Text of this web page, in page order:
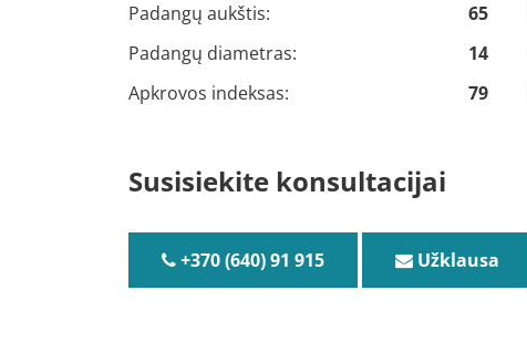
Padangų aukštis:
65
Padangų diametras:
14
Apkrovos indeksas:
79
Susisiekite konsultacijai
+370 (640) 91 915 Užklausa